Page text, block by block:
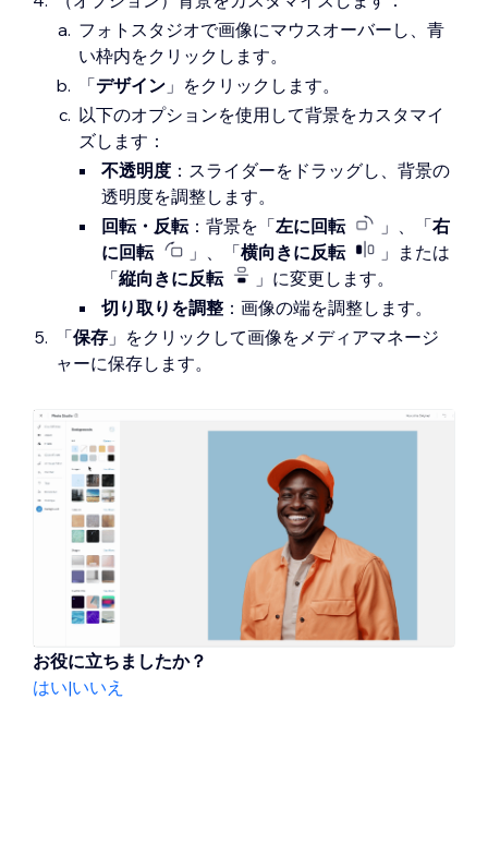
フォトスタジオで画像にマウスオーバーし、青
い枠内をクリックします。
「デザイン 」をクリックします。
以下のオプションを使用して背景をカスタマイ
ズします：
不透明度 ：スライダーをドラッグし、背景の
透明度を調整します。
回転・反転：背景を「左に回転 」、「右
に回転
」、「横向きに反転
」または
「縦向きに反転
」に変更します。
切り取りを調整 ：画像の端を調整します。
「保存 」をクリックして画像をメディアマネージ
ャーに保存します。
お役に立ちましたか？
はい|いいえ